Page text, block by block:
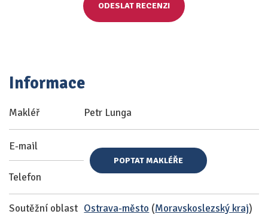
ODESLAT RECENZI
Informace
Makléř Petr Lunga
E-mail
Telefon
POPTAT MAKLÉŘE
Soutěžní oblast Ostrava-město (Moravskoslezský kraj)